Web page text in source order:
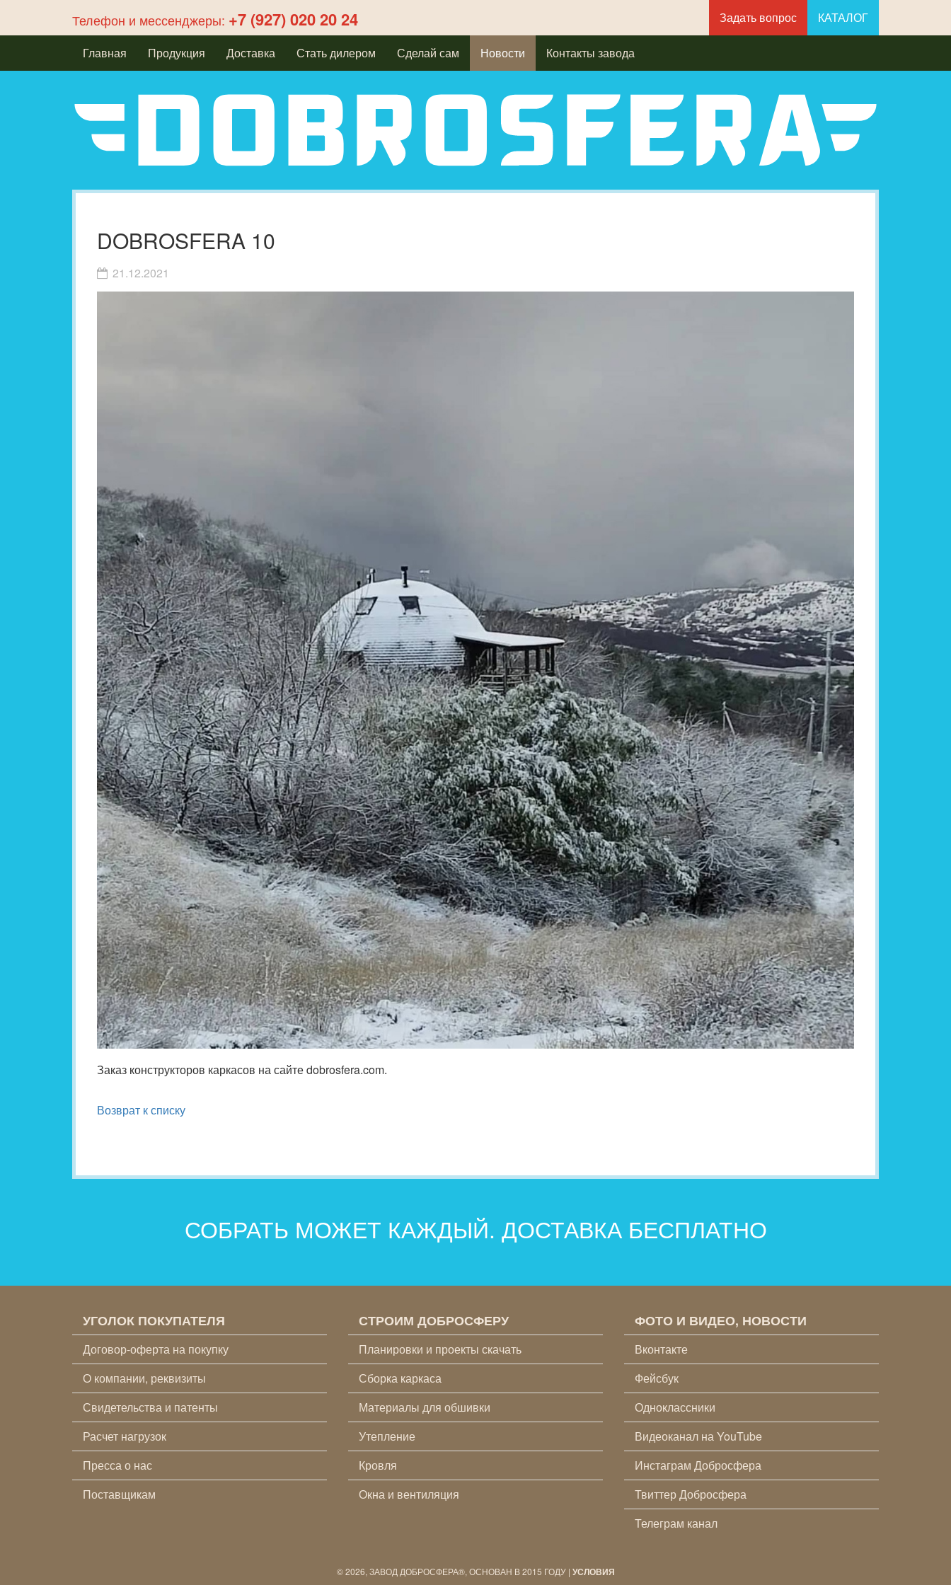
Телефон и мессенджеры: +7 (927) 020 20 24 Задать вопрос КАТАЛОГ
Главная Продукция Доставка Стать дилером Сделай сам Новости Контакты завода
DOBROSFERA 10
21.12.2021
Заказ конструкторов каркасов на сайте dobrosfera.com.
Возврат к списку
СОБРАТЬ МОЖЕТ КАЖДЫЙ. ДОСТАВКА БЕСПЛАТНО
УГОЛОК ПОКУПАТЕЛЯ
Договор-оферта на покупку
О компании, реквизиты
Свидетельства и патенты
Расчет нагрузок
Пресса о нас
Поставщикам
СТРОИМ ДОБРОСФЕРУ
Планировки и проекты скачать
Сборка каркаса
Материалы для обшивки
Утепление
Кровля
Окна и вентиляция
ФОТО И ВИДЕО, НОВОСТИ
Вконтакте
Фейсбук
Одноклассники
Видеоканал на YouTube
Инстаграм Добросфера
Твиттер Добросфера
Телеграм канал
© 2026, ЗАВОД ДОБРОСФЕРА®, ОСНОВАН В 2015 ГОДУ | УСЛОВИЯ